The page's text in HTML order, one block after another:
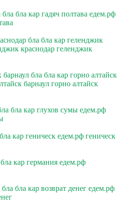
бла бла кар гадяч полтава едем.рф
бла бла кар геленджик
краснодар геленджик
бла бла кар горно алтайск
барнаул горно алтайск
бла кар глухов сумы едем.рф
кар геническ едем.рф геническ
кар германия едем.рф
бла кар возврат денег едем.рф